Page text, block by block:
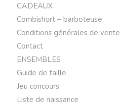
CADEAUX
Combishort – barboteuse
Conditions générales de vente
Contact
ENSEMBLES
Guide de taille
Jeu concours
Liste de naissance